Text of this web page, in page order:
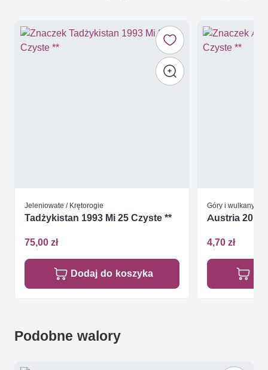
Jeleniowate / Krętorogie
Tadżykistan 1993 Mi 25 Czyste **
75,00 zł
Dodaj do koszyka
Góry i wulkany
Austria 2013
4,70 zł
Podobne walory